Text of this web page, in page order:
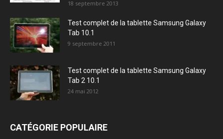
18 septembre 2013
Test complet de la tablette Samsung Galaxy
Tab 10.1
9 septembre 2011
Test complet de la tablette Samsung Galaxy
Tab 2 10.1
24 mai 2012
CATÉGORIE POPULAIRE